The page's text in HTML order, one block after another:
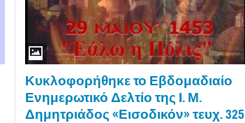
Κυκλοφορήθηκε το Εβδομαδιαίο
Ενημερωτικό Δελτίο της Ι. Μ.
Δημητριάδος «Εισοδικόν» τευχ. 325